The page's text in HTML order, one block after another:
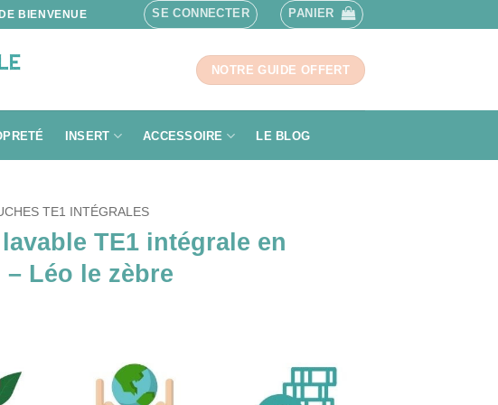
BIENVENUE SE CONNECTER PANIER
NOTRE GUIDE OFFERT
INSERT ACCESSOIRE LE BLOG
TE1 INTÉGRALES
TE1 intégrale en
Léo le zèbre